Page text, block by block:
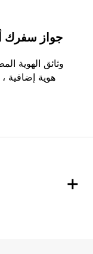
جواز سفرك
وثائق الهوية
هوية إضافية